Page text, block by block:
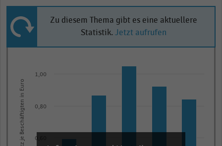
Zu diesem Thema gibt es eine aktuellere
Statistik. Jetzt aufrufen
with
bars.
The
chart
has
0,60
0,80
1,00